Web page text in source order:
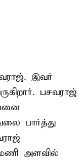
இவர்
பசவராஜ்
பார்த்து
அளவில்